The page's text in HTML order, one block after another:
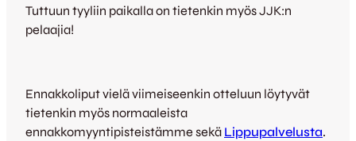
Tuttuun tyyliin paikalla on tietenkin myös JJK:n
pelaajia!
Ennakkoliput vielä viimeiseenkin otteluun löytyvät
tietenkin myös normaaleista
ennakkomyyntipisteistämme sekä Lippupalvelusta.